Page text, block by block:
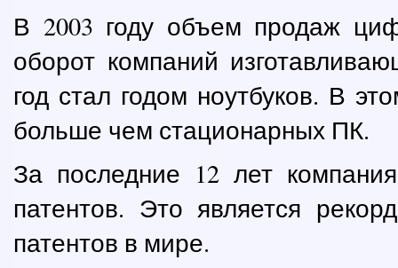
В 2003 году объем продаж
оборот компаний
год стал годом ноутбуков. В
больше чем стационарных ПК.
За последние 12 лет
патентов. Это является
патентов в мире.